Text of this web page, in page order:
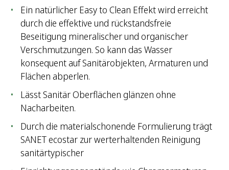
Ein natürlicher Easy to Clean Effekt wird erreicht
durch die effektive und rückstandsfreie
Beseitigung mineralischer und organischer
Verschmutzungen. So kann das Wasser
konsequent auf Sanitärobjekten, Armaturen und
Flächen abperlen.
Lässt Sanitär Oberflächen glänzen ohne
Nacharbeiten.
Durch die materialschonende Formulierung trägt
SANET ecostar zur werterhaltenden Reinigung
sanitärtypischer